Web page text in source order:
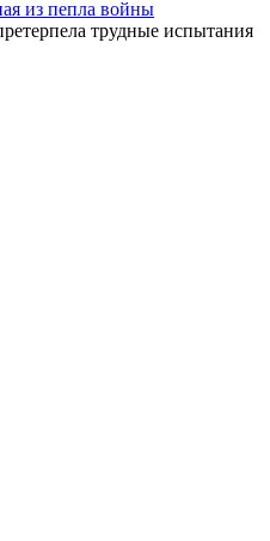
из пепла войны
трудные испытания